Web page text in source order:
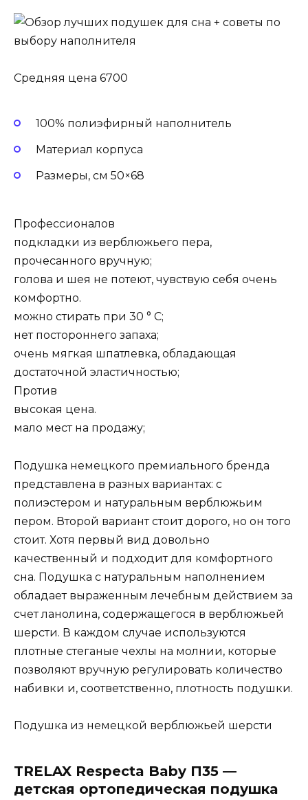
Средняя цена 6700
100% полиэфирный наполнитель
Материал корпуса
Размеры, см 50×68
Профессионалов
подкладки из верблюжьего пера,
прочесанного вручную;
голова и шея не потеют, чувствую себя очень
комфортно.
можно стирать при 30 ° C;
нет постороннего запаха;
очень мягкая шпатлевка, обладающая
достаточной эластичностью;
Против
высокая цена.
мало мест на продажу;
Подушка немецкого премиального бренда
представлена ​​в разных вариантах: с
полиэстером и натуральным верблюжьим
пером. Второй вариант стоит дорого, но он того
стоит. Хотя первый вид довольно
качественный и подходит для комфортного
сна. Подушка с натуральным наполнением
обладает выраженным лечебным действием за
счет ланолина, содержащегося в верблюжьей
шерсти. В каждом случае используются
плотные стеганые чехлы на молнии, которые
позволяют вручную регулировать количество
набивки и, соответственно, плотность подушки.
Подушка из немецкой верблюжьей шерсти
TRELAX Respecta Baby П35 —
детская ортопедическая подушка